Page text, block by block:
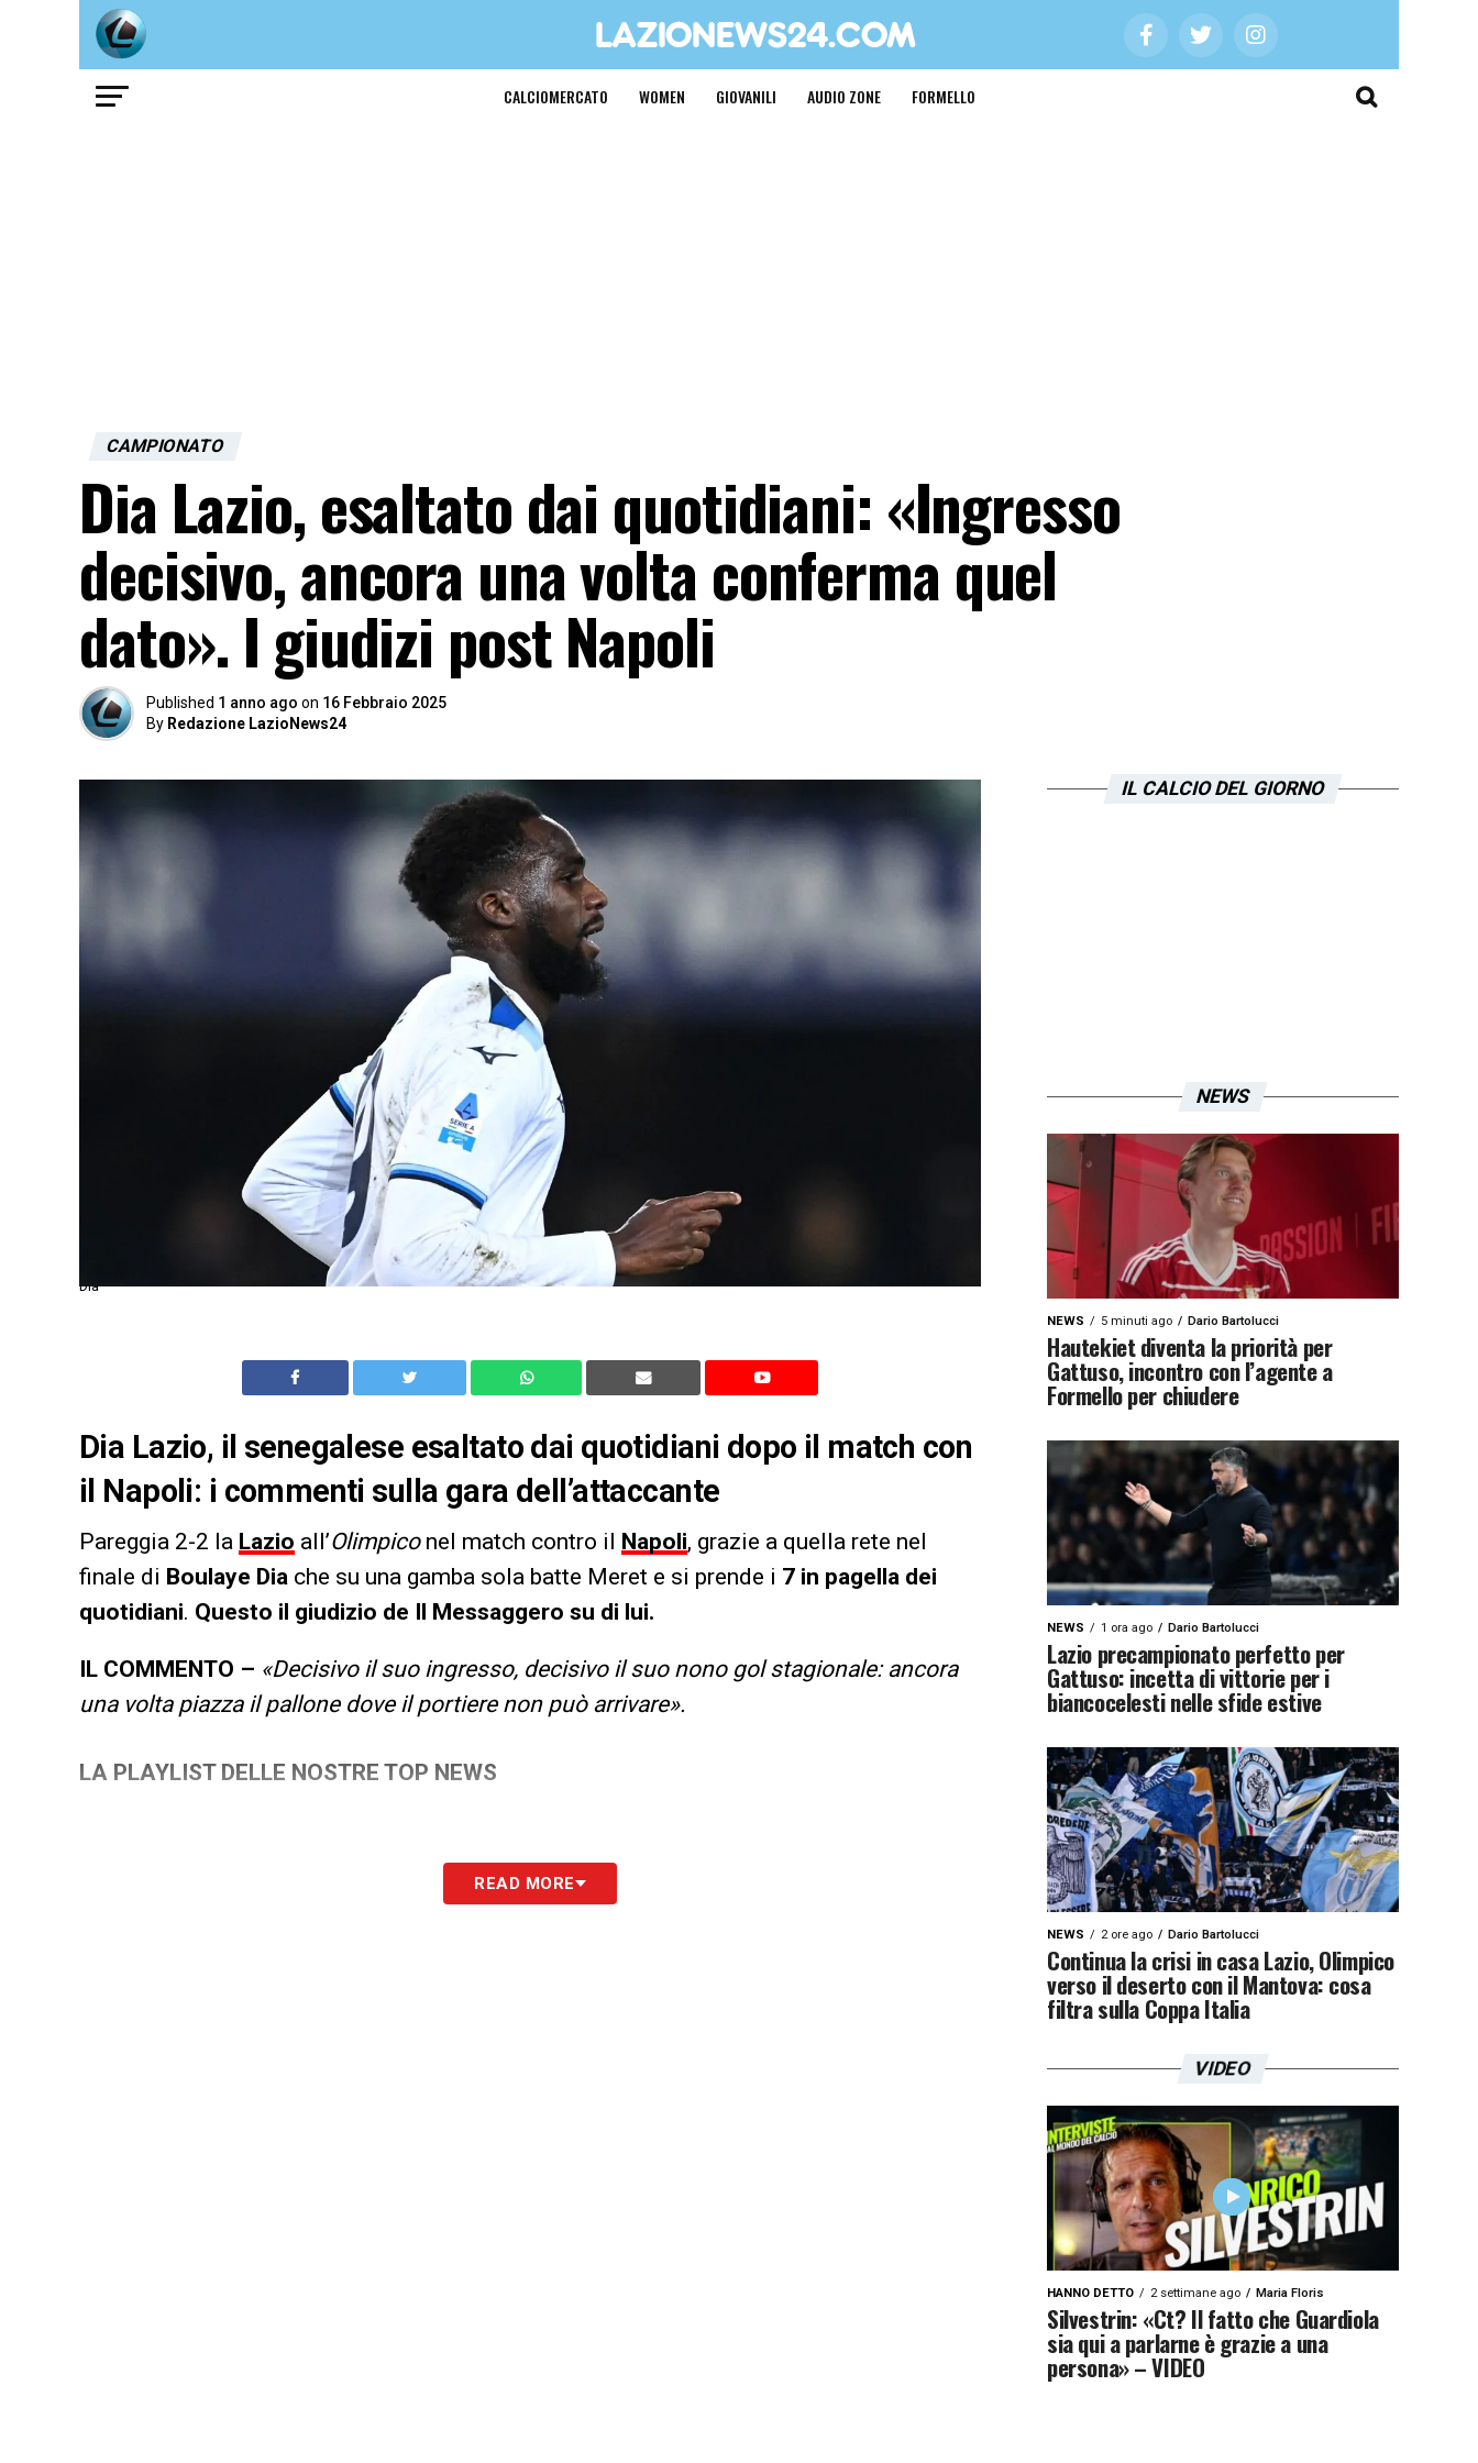
CALCIOMERCATO WOMEN GIOVANILI AUDIO ZONE FORMELLO
CAMPIONATO
Dia Lazio, esaltato dai quotidiani: «Ingresso
decisivo, ancora una volta conferma quel
dato». I giudizi post Napoli
Published 1 anno ago on 16 Febbraio 2025
By Redazione LazioNews24
Dia
Dia Lazio, il senegalese esaltato dai quotidiani dopo il match con
il Napoli: i commenti sulla gara dell’attaccante
Pareggia 2-2 la Lazio all’Olimpiconel match contro il Napoli, grazie a quella rete nel
finale di Boulaye Dia che su una gamba sola batte Meret e si prende i 7 in pagella dei
quotidiani. Questo il giudizio de Il Messaggero su di lui.
IL COMMENTO – «Decisivo il suo ingresso, decisivo il suo nono gol stagionale: ancora
una volta piazza il pallone dove il portiere non può arrivare».
LA PLAYLIST DELLE NOSTRE TOP NEWS
READ MORE
IL CALCIO DEL GIORNO
NEWS
NEWS 5 minuti ago Dario Bartolucci
Hautekiet diventa la priorità per
Gattuso, incontro con l’agente a
Formello per chiudere
NEWS 1 ora ago Dario Bartolucci
Lazio precampionato perfetto per
Gattuso: incetta di vittorie per i
biancocelesti nelle sfide estive
NEWS 2 ore ago Dario Bartolucci
Continua la crisi in casa Lazio, Olimpico
verso il deserto con il Mantova: cosa
filtra sulla Coppa Italia
VIDEO
HANNO DETTO 2 settimane ago Maria Floris
Silvestrin: «Ct? Il fatto che Guardiola
sia qui a parlarne è grazie a una
persona» – VIDEO